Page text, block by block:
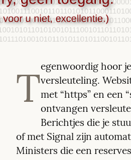
Tegenwoordig hoor
versleuteling.
met “https” en een
ontvangen
Berichtjes die je
of met Signal zijn
Ministers die een